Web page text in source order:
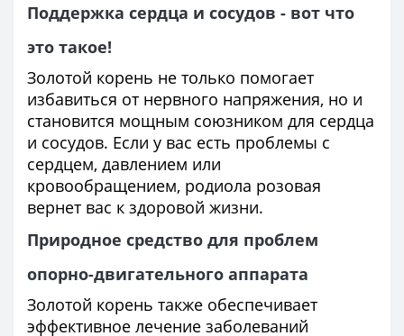
Поддержка сердца и сосудов - вот что
это такое!
Золотой корень не только помогает
избавиться от нервного напряжения, но и
становится мощным союзником для сердца
и сосудов. Если у вас есть проблемы с
сердцем, давлением или
кровообращением, родиола розовая
вернет вас к здоровой жизни.
Природное средство для проблем
опорно-двигательного аппарата
Золотой корень также обеспечивает
эффективное лечение заболеваний